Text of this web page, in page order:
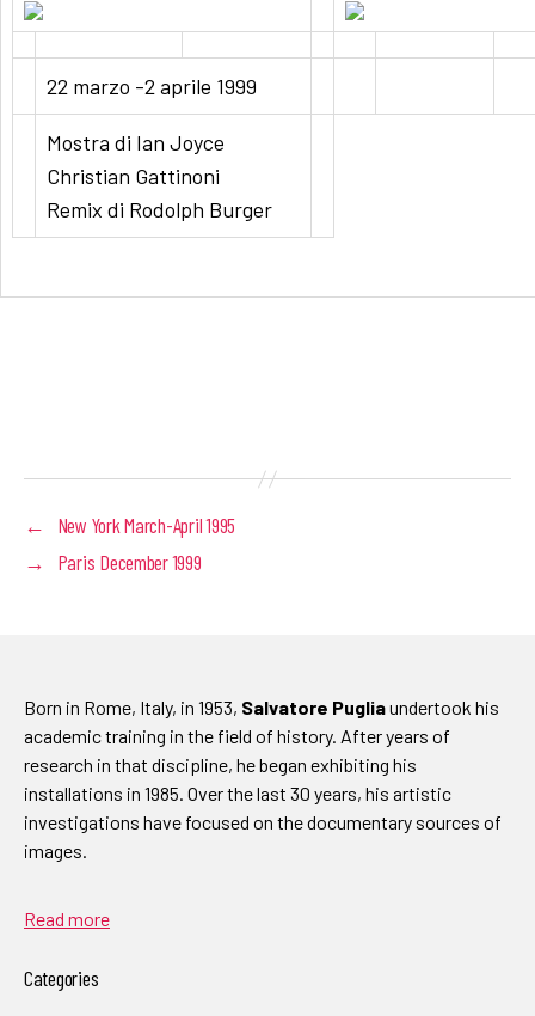
22 marzo -2 aprile 1999
Mostra di Ian Joyce
Christian Gattinoni
Remix di Rodolph Burger
←
New York March-April 1995
→
Paris December 1999
Born in Rome, Italy, in 1953, Salvatore Pugliaundertook his
academic training in the field of history. After years of
research in that discipline, he began exhibiting his
installations in 1985. Over the last 30 years, his artistic
investigations have focused on the documentary sources of
images.
Read more
Categories